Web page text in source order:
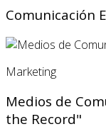
Comunicación
Marketing
Medios de
the Record"